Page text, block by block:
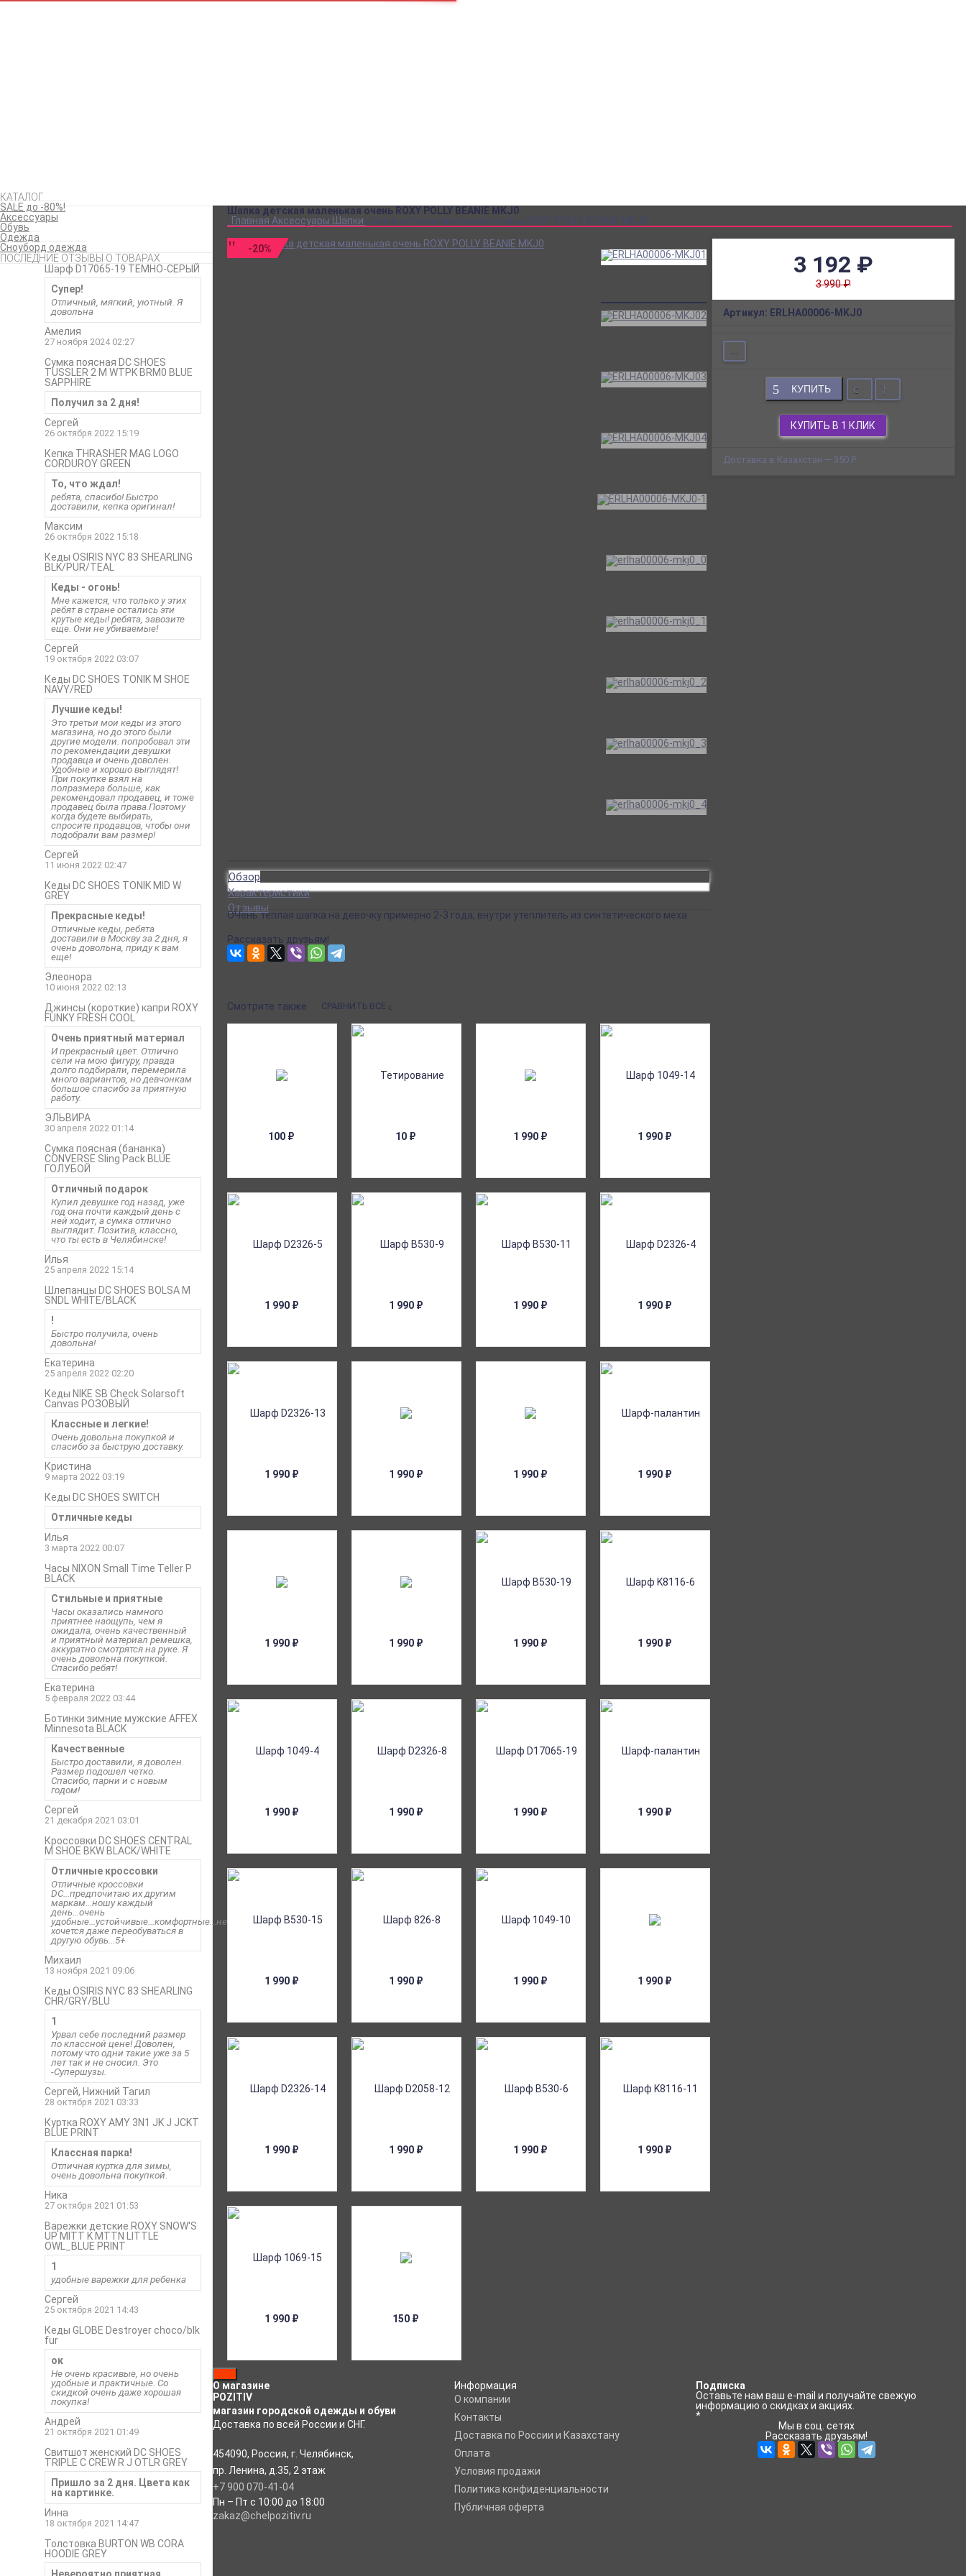
КАТАЛОГ
SALE до -80%!
Аксессуары
Обувь
Одежда
Сноуборд одежда
ПОСЛЕДНИЕ ОТЗЫВЫ О ТОВАРАХ
Шарф D17065-19 ТЕМНО-СЕРЫЙ
Супер!
Отличный, мягкий, уютный. Я
довольна
Амелия
27 ноября 2024 02:27
Сумка поясная DC SHOES
TUSSLER 2 M WTPK BRM0 BLUE
SAPPHIRE
Получил за 2 дня!
Сергей
26 октября 2022 15:19
Кепка THRASHER MAG LOGO
CORDUROY GREEN
То, что ждал!
ребята, спасибо! Быстро
доставили, кепка оригинал!
Максим
26 октября 2022 15:18
Кеды OSIRIS NYC 83 SHEARLING
BLK/PUR/TEAL
Кеды - огонь!
Мне кажется, что только у этих
ребят в стране остались эти
крутые кеды! ребята, завозите
еще. Они не убиваемые!
Сергей
19 октября 2022 03:07
Кеды DC SHOES TONIK M SHOE
NAVY/RED
Лучшие кеды!
Это третьи мои кеды из этого
магазина, но до этого были
другие модели. попробовал эти
по рекомендации девушки
продавца и очень доволен.
Удобные и хорошо выглядят!
При покупке взял на
полразмера больше, как
рекомендовал продавец, и тоже
продавец была права.Поэтому
когда будете выбирать,
спросите продавцов, чтобы они
подобрали вам размер!
Сергей
11 июня 2022 02:47
Кеды DC SHOES TONIK MID W
GREY
Прекрасные кеды!
Отличные кеды, ребята
доставили в Москву за 2 дня, я
очень довольна, приду к вам
еще!
Элеонора
10 июня 2022 02:13
Джинсы (короткие) капри ROXY
FUNKY FRESH COOL
Очень приятный материал
И прекрасный цвет. Отлично
сели на мою фигуру, правда
долго подбирали, перемерила
много вариантов, но девчонкам
большое спасибо за приятную
работу.
ЭЛЬВИРА
30 апреля 2022 01:14
Сумка поясная (бананка)
CONVERSE Sling Pack BLUE
ГОЛУБОЙ
Отличный подарок
Купил девушке год назад, уже
год она почти каждый день с
ней ходит, а сумка отлично
выглядит. Позитив, классно,
что ты есть в Челябинске!
Илья
25 апреля 2022 15:14
Шлепанцы DC SHOES BOLSA M
SNDL WHITE/BLACK
!
Быстро получила, очень
довольна!
Екатерина
25 апреля 2022 02:20
Кеды NIKE SB Check Solarsoft
Canvas РОЗОВЫЙ
Классные и легкие!
Очень довольна покупкой и
спасибо за быструю доставку.
Кристина
9 марта 2022 03:19
Кеды DC SHOES SWITCH
Отличные кеды
Илья
3 марта 2022 00:07
Часы NIXON Small Time Teller P
BLACK
Стильные и приятные
Часы оказались намного
приятнее наощупь, чем я
ожидала, очень качественный
и приятный материал ремешка,
аккуратно смотрятся на руке. Я
очень довольна покупкой.
Спасибо ребят!
Екатерина
5 февраля 2022 03:44
Ботинки зимние мужские AFFEX
Minnesota BLACK
Качественные
Быстро доставили, я доволен.
Размер подошел четко.
Спасибо, парни и с новым
годом!
Сергей
21 декабря 2021 03:01
Кроссовки DC SHOES CENTRAL
M SHOE BKW BLACK/WHITE
Отличные кроссовки
Отличные кроссовки
DC...предпочитаю их другим
маркам...ношу каждый
день...очень
удобные...устойчивые...комфортные...не
хочется даже переобуваться в
другую обувь...5+
Михаил
13 ноября 2021 09:06
Кеды OSIRIS NYC 83 SHEARLING
CHR/GRY/BLU
1
Урвал себе последний размер
по классной цене! Доволен,
потому что одни такие уже за 5
лет так и не сносил. Это
-Супершузы.
Сергей, Нижний Тагил
28 октября 2021 03:33
Куртка ROXY AMY 3N1 JK J JCKT
BLUE PRINT
Классная парка!
Отличная куртка для зимы,
очень довольна покупкой.
Ника
27 октября 2021 01:53
Варежки детские ROXY SNOW'S
UP MITT K MTTN LITTLE
OWL_BLUE PRINT
1
удобные варежки для ребенка
Сергей
25 октября 2021 14:43
Кеды GLOBE Destroyer choco/blk
fur
ок
Не очень красивые, но очень
удобные и практичные. Со
скидкой очень даже хорошая
покупка!
Андрей
21 октября 2021 01:49
Свитшот женский DC SHOES
TRIPLE C CREW R J OTLR GREY
Пришло за 2 дня. Цвета как
на картинке.
Инна
18 октября 2021 14:47
Толстовка BURTON WB CORA
HOODIE GREY
Шапка детская маленькая очень ROXY POLLY BEANIE MKJ0
Главная Аксессуары Шапки Шапка детская маленькая очень ROXY POLLY BEANIE MKJ0
-20%
3 192 ₽
3 990₽
Артикул: ERLHA00006-MKJ0
КУПИТЬ
КУПИТЬ В 1 КЛИК
Доставка в Казахстан — 350 Р
Обзор
Характеристики
Отзывы
ОЧень теплая шапка на девочку примерно 2-3 года, внутри утеплитель из синтетического меха.
Рассказать друзьям!
Смотрите также СРАВНИТЬ ВСЕ
100 ₽ 10 ₽ 1 990 ₽ 1 990 ₽
1 990 ₽ 1 990 ₽ 1 990 ₽ 1 990 ₽
1 990 ₽ 1 990 ₽ 1 990 ₽ 1 990 ₽
1 990 ₽ 1 990 ₽ 1 990 ₽ 1 990 ₽
1 990 ₽ 1 990 ₽ 1 990 ₽ 1 990 ₽
1 990 ₽ 1 990 ₽ 1 990 ₽ 1 990 ₽
1 990 ₽ 1 990 ₽ 1 990 ₽ 1 990 ₽
1 990 ₽ 150 ₽
О магазине
POZITIV
магазин городской одежды и обуви
Доставка по всей России и СНГ.
454090, Россия, г. Челябинск,
пр. Ленина, д.35, 2 этаж
+7 900 070-41-04
Пн – Пт с 10:00 до 18:00
zakaz@chelpozitiv.ru
Информация
O компании
Контакты
Доставка по России и Казахстану
Оплата
Условия продажи
Политика конфиденциальности
Публичная оферта
Подписка
Оставьте нам ваш e-mail и получайте свежую
информацию о скидках и акциях.
*
Мы в соц. сетях
Рассказать друзьям!